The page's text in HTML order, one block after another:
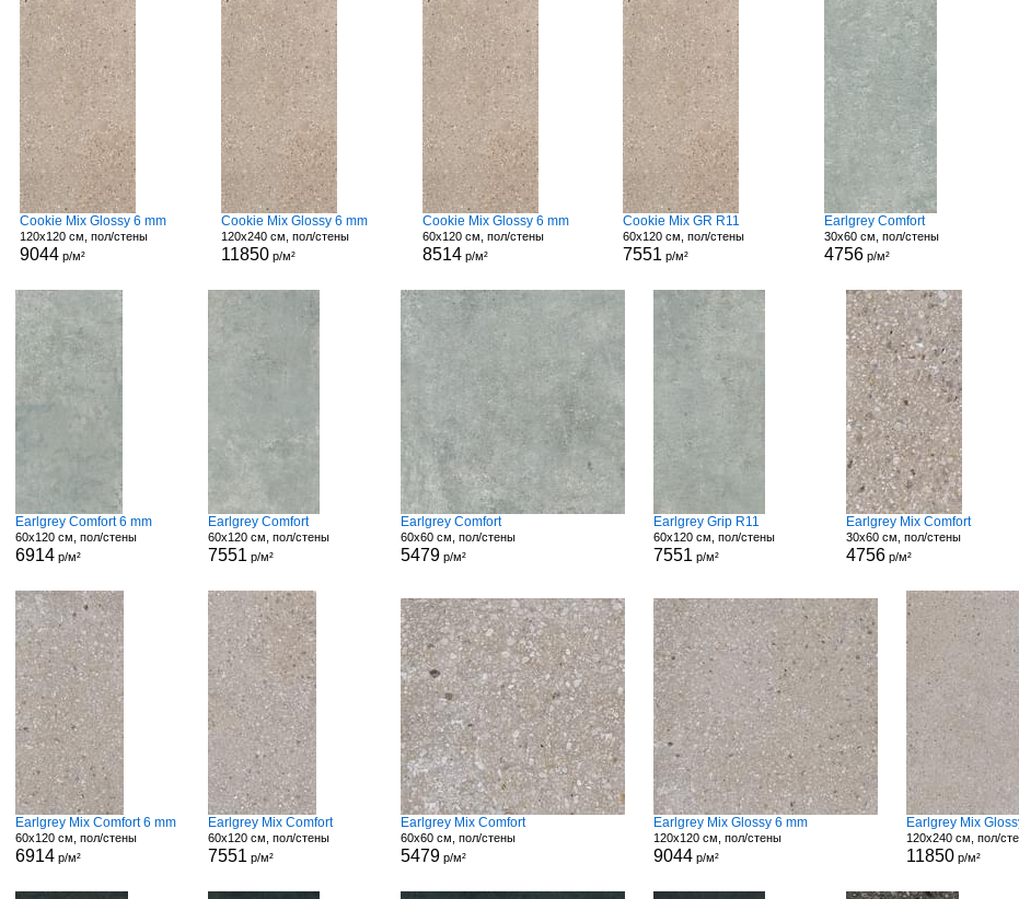
Cookie Mix Glossy 6 mm
120x120 см, пол/стены
9044 р/м²
Cookie Mix Glossy 6 mm
120x240 см, пол/стены
11850 р/м²
Cookie Mix Glossy 6 mm
60x120 см, пол/стены
8514р/м²
Cookie Mix GR R11
60x120 см, пол/стены
7551 р/м²
Earlgrey Comfort
30x60 см, пол/стены
4756 р/м²
Earlgrey Comfort 6 mm
60x120 см, пол/стены
6914 р/м²
Earlgrey Comfort
60x120 см, пол/стены
7551 р/м²
Earlgrey Comfort
60x60 см, пол/стены
5479 р/м²
Earlgrey Grip R11
60x120 см, пол/стены
7551 р/м²
Earlgrey Mix Comfort
30x60 см, пол/стены
4756р/м²
Earlgrey Mix Comfort 6 mm
60x120 см, пол/стены
6914 р/м²
Earlgrey Mix Comfort
60x120 см, пол/стены
7551 р/м²
Earlgrey Mix Comfort
60x60 см, пол/стены
5479 р/м²
Earlgrey Mix Glossy 6 mm
120x120 см, пол/стены
9044р/м²
Earlgrey Mix
120x240 см, пол/
11850р/м²